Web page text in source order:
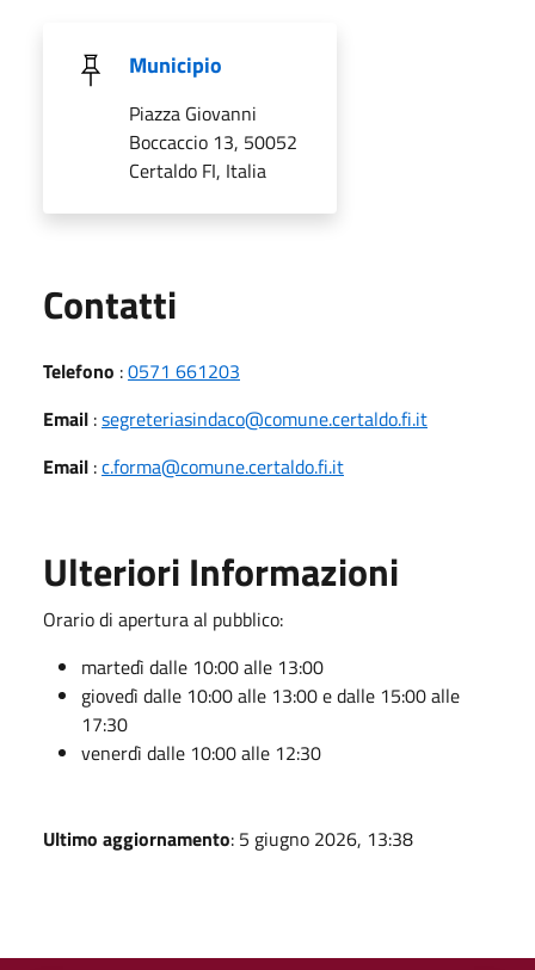
Municipio
Piazza Giovanni
Boccaccio 13, 50052
Certaldo FI, Italia
Contatti
Telefono :0571 661203
Email :segreteriasindaco@comune.certaldo.fi.it
Email :c.forma@comune.certaldo.fi.it
Ulteriori Informazioni
Orario di apertura al pubblico:
martedì dalle 10:00 alle 13:00
giovedì dalle 10:00 alle 13:00 e dalle 15:00 alle
17:30
venerdì dalle 10:00 alle 12:30
Ultimo aggiornamento: 5 giugno 2026, 13:38